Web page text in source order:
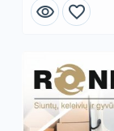
visibility favorite